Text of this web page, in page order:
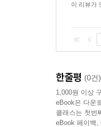
이 리뷰가
한줄평 (0건)
1,000원 이상
eBook은 다운
클래스는 첫번
eBook 페이백,